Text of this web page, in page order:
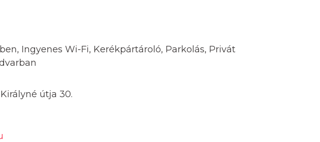
Ingyenes Wi-Fi, Kerékpártároló, Parkolás, Privát
útja 30.